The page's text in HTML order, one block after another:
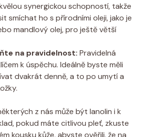
synergickou schopností, ​takže
smíchat ho s přírodními oleji, jako je
mandlový olej,‌ pro ještě větší
na pravidelnost: Pravidelná
k ‍úspěchu.⁤ Ideálně byste měli
dvakrát denně, a to po umytí a
z nás může být lanolin ⁤i k
pokud máte citlivou pleť, zkuste
kousku kůže,⁣ abyste ověřili, že na